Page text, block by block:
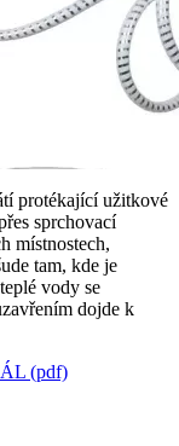
protékající užitkové
sprchovací
místnostech,
tam, kde je
vody se
dojde k
(pdf)